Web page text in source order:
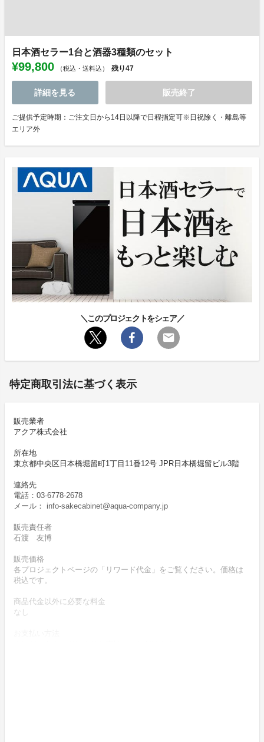
日本酒セラー1台と酒器3種類のセット
¥99,800 （税込・送料込） 残り47
詳細を見る 販売終了
ご提供予定時期：ご注文日から14日以降で日程指定可※日祝除く・離島等
エリア外
＼このプロジェクトをシェア／
特定商取引法に基づく表示
販売業者
アクア株式会社
所在地
東京都中央区日本橋堀留町1丁目11番12号 JPR日本橋堀留ビル3階
連絡先
電話：03-6778-2678
メール： info-sakecabinet@aqua-company.jp
販売責任者
石渡 友博
販売価格
各プロジェクトページの「リワード代金」をご覧ください。価格は
税込です。
商品代金以外に必要な料金
なし